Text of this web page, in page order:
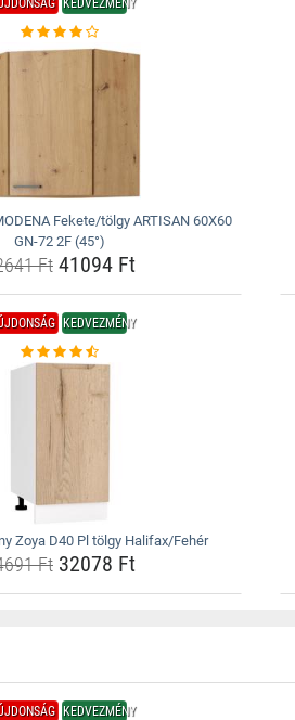
KEDVEZMÉNY
Fekete/tölgy ARTISAN 60X60
GN-72 2F (45°)
Ft41094 Ft
KEDVEZMÉNY
Zoya D40 Pl tölgy Halifax/Fehér
Ft32078 Ft
KEDVEZMÉNY